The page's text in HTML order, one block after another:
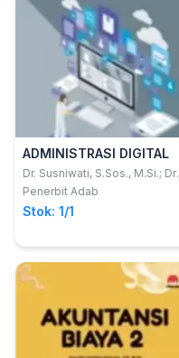
ADMINISTRASI DIGITAL
Dr. Susniwati, S.Sos., M.Si.; Dr.
Deden Hadi Kushendar, S.Si.,
Penerbit Adab
Stok: 1/1